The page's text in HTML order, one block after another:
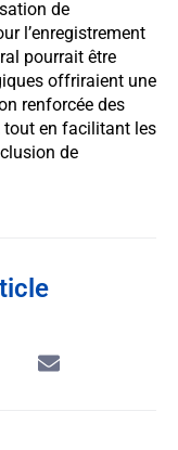
de
l’enregistrement
pourrait être
offriraient une
renforcée des
tout en facilitant les
de